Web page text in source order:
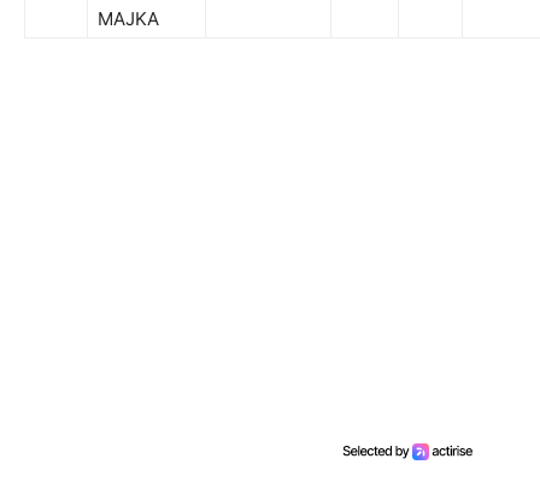
MAJKA